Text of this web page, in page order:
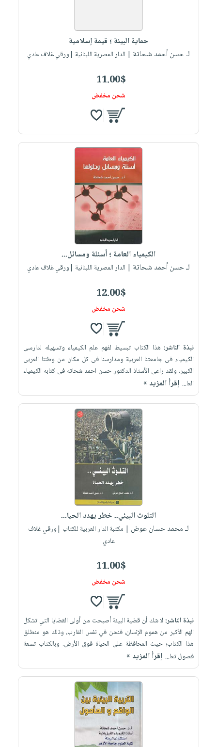
حماية البيئة ؛ قيمة إسلامية
لـ حسن أحمد شحاتة | الدار المصرية اللبنانية |ورقي غلاف عادي
11.00$
شحن مخفض
الكيمياء العامة ؛ أسئلة ومسائل...
لـ حسن أحمد شحاتة | الدار المصرية اللبنانية |ورقي غلاف عادي
12.00$
شحن مخفض
نبذة الناشر: هذا الكتاب تبسيط لفهم علم الكيمياء وتسهيله لدارسى
الكيمياء فى جامعتنا العربية ومدارسنا فى كل مكان من وطننا العربى
الكبير، ولقد راعى الأستاذ الدكتور حسن احمد شحاته فى كتابه الكيمياء
العا... إقرأ المزيد »
التلوث البيئي.. خطر يهدد الحيا...
لـ محمد حسان عوض | مكتبة الدار العربية للكتاب |ورقي غلاف
عادي
11.00$
شحن مخفض
نبذة الناشر: لا شك أن قضية البيئة أصبحت من أولى القضايا التي تشكل
الهم الأكبر من هموم الإنسان، فنحن في نفس القارب، وذلك هو منطلق
هذا الكتاب؛ حيث المحافظة على الحياة فوق الأرض. وبالكتاب تسعة
فصول تعا... إقرأ المزيد »